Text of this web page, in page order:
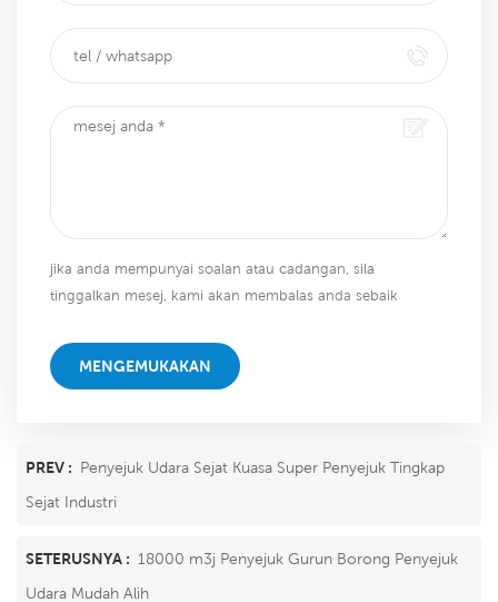
jika anda mempunyai soalan atau cadangan, sila
tinggalkan mesej, kami akan membalas anda sebaik
MENGEMUKAKAN
PREV : Penyejuk Udara Sejat Kuasa Super Penyejuk Tingkap
Sejat Industri
SETERUSNYA : 18000 m3j Penyejuk Gurun Borong Penyejuk
Udara Mudah Alih